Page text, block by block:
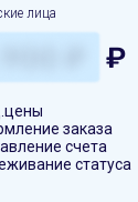
лица
₽
заказа
счета
статуса